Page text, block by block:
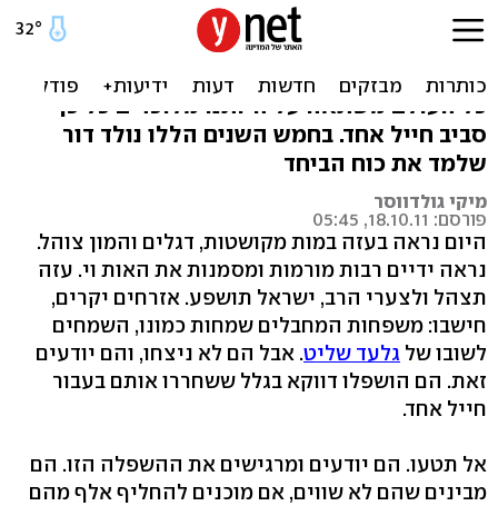
זה יום הניצחון שלנו
עזה תצהל היום, אבל אל תטעו. הם מקנאים בנו.
כל העולם משתאה על היותנו מלוכדים כל כך
סביב חייל אחד. בחמש השנים הללו נולד דור
שלמד את כוח הביחד
מיקי גולדווסר
פורסם: 18.10.11, 05:45
היום נראה בעזה במות מקושטות, דגלים והמון צוהל.
נראה ידיים רבות מורמות ומסמנות את האות וי. עזה
תצהל ולצערי הרב, ישראל תושפע. אזרחים יקרים,
חישבו: משפחות המחבלים שמחות כמונו, השמחים
לשובו של גלעד שליט. אבל הם לא ניצחו, והם יודעים
זאת. הם הושפלו דווקא בגלל ששחררו אותם בעבור
חייל אחד.
אל תטעו. הם יודעים ומרגישים את ההשפלה הזו. הם
מבינים שהם לא שווים, אם מוכנים להחליף אלף מהם